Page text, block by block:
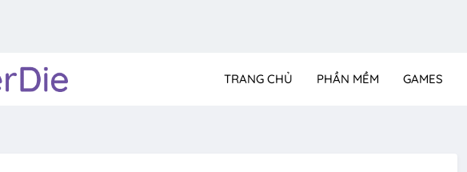
TRANG CHỦ PHẦN MỀM GAMES